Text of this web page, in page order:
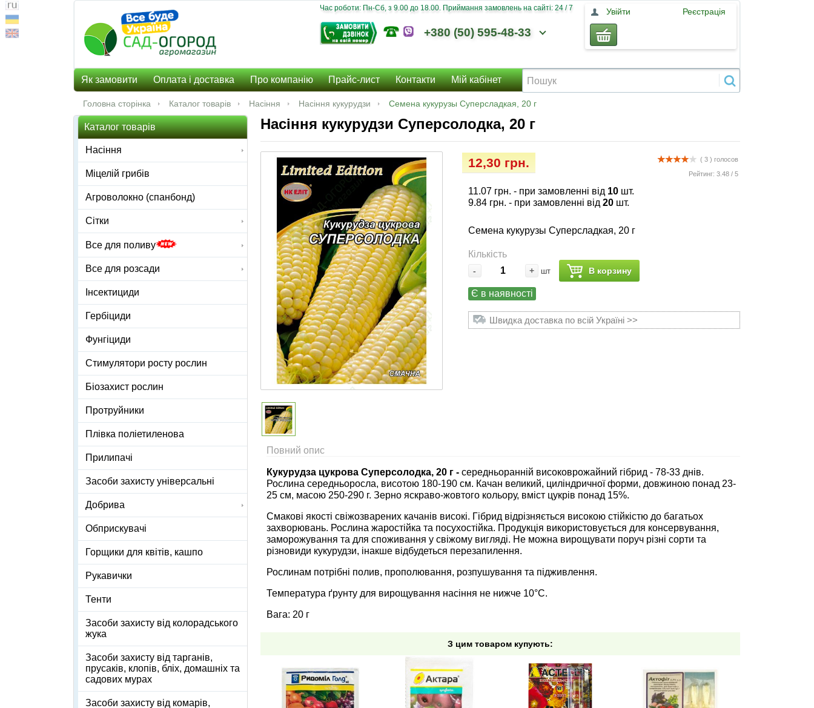
Час роботи: Пн-Сб, з 9.00 до 18.00. Приймання замовлень на сайті: 24 / 7
+380 (50) 595-48-33
Увійти Реєстрація
Як замовити Оплата і доставка Про компанію Прайс-лист Контакти Мій кабінет
Головна сторінка Каталог товарів Насіння Насіння кукурудзи Семена кукурузы Суперсладкая, 20 г
Насіння кукурудзи Суперсолодка, 20 г
( 3 ) голосов
Рейтинг: 3.48/ 5
12,30 грн.
11.07 грн. - при замовленні від 10шт.
9.84 грн. - при замовленні від 20шт.
Семена кукурузы Суперсладкая, 20 г
Кількість
- + шт В корзину
Є в наявності
Швидка доставка по всій Україні >>
Повний опис
Кукурудза цукрова Суперсолодка, 20 г - середньоранній високоврожайний гібрид - 78-33 днів.
Рослина середньоросла, висотою 180-190 см. Качан великий, циліндричної форми, довжиною понад 23-
25 см, масою 250-290 г. Зерно яскраво-жовтого кольору, вміст цукрів понад 15%.
Смакові якості свіжозварених качанів високі. Гібрид відрізняється високою стійкістю до багатьох
захворювань. Рослина жаростійка та посухостійка. Продукція використовується для консервування,
заморожування та для споживання у свіжому вигляді. Не можна вирощувати поруч різні сорти та
різновиди кукурудзи, інакше відбудеться перезапилення.
Рослинам потрібні полив, прополювання, розпушування та підживлення.
Температура ґрунту для вирощування насіння не нижче 10°С.
Вага: 20 г
З цим товаром купують:
Каталог товарів
Насіння
Міцелій грибів
Агроволокно (спанбонд)
Сітки
Все для поливу
Все для розсади
Інсектициди
Гербіциди
Фунгіциди
Стимулятори росту рослин
Біозахист рослин
Протруйники
Плівка поліетиленова
Прилипачі
Засоби захисту універсальні
Добрива
Обприскувачі
Горщики для квітів, кашпо
Рукавички
Тенти
Засоби захисту від колорадського
жука
Засоби захисту від тарганів,
прусаків, клопів, бліх, домашніх та
садових мурах
Засоби захисту від комарів,